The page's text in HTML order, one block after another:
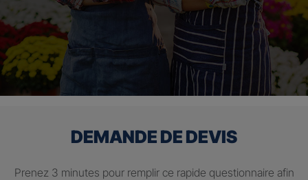
DEMANDE DE DEVIS
Prenez 3 minutes pour remplir ce rapide questionnaire afin